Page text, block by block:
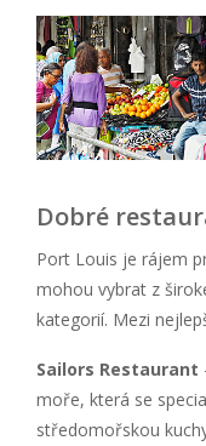
Dobré
Port Louis je rájem
mohou vybrat z
kategorií. Mezi
Sailors Restaurant
moře, která se
středomořskou